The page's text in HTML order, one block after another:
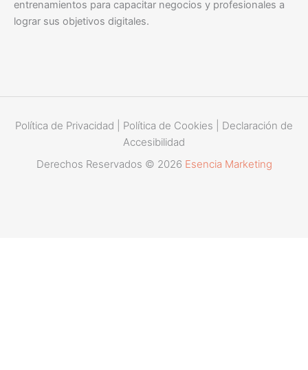
entrenamientos para capacitar negocios y profesionales a
lograr sus objetivos digitales.
Política de Privacidad Política de Cookies
Declaración de
Accesibilidad
Derechos Reservados © 2026 Esencia Marketing